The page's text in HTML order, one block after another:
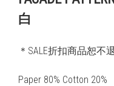
白
＊SALE折扣商品恕不
Paper 80% Cotton 20%